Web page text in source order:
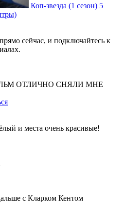
Коп-звезда (1 сезон) 5
сейчас, и подключайтесь к
ОТЛИЧНО СНЯЛИ МНЕ
и места очень красивые!
с Кларком Кентом